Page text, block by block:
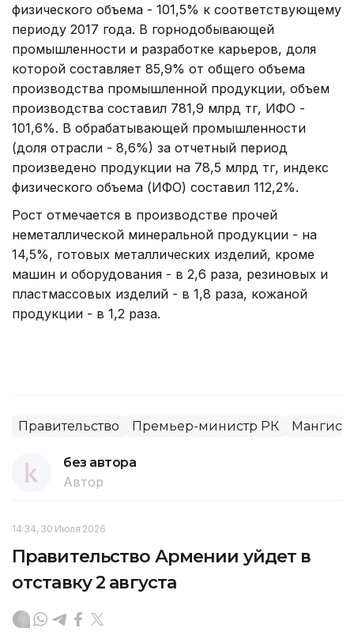
физического объема - 101,5% к соответствующему
периоду 2017 года. В горнодобывающей
промышленности и разработке карьеров, доля
которой составляет 85,9% от общего объема
производства промышленной продукции, объем
производства составил 781,9 млрд тг, ИФО -
101,6%. В обрабатывающей промышленности
(доля отрасли - 8,6%) за отчетный период
произведено продукции на 78,5 млрд тг, индекс
физического объема (ИФО) составил 112,2%.
Рост отмечается в производстве прочей
неметаллической минеральной продукции - на
14,5%, готовых металлических изделий, кроме
машин и оборудования - в 2,6 раза, резиновых и
пластмассовых изделий - в 1,8 раза, кожаной
продукции - в 1,2 раза.
Правительство Премьер-министр РК
без автора
Автор
14:34, 30 Июля 2026
Правительство Армении уйдет в
отставку 2 августа